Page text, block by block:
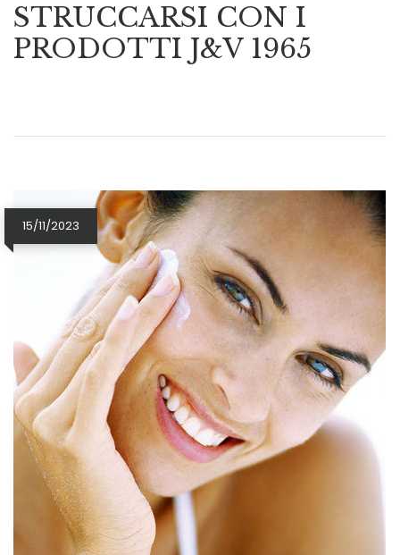
STRUCCARSI CON I
PRODOTTI J&V 1965
15/11/2023